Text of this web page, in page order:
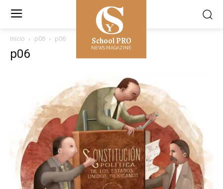
School PRO
NEWS MAGAZINE
Inicio p06 p06
p06